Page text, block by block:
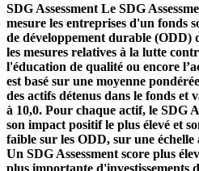
SDG Assessment Le SDG
mesure les entreprises d'un fonds
de développement durable (ODD)
les mesures relatives à la lutte
l'éducation de qualité ou encore
est basé sur une moyenne
des actifs détenus dans le fonds et
à 10,0. Pour chaque actif, le SDG
son impact positif le plus élevé et
faible sur les ODD, sur une échelle
Un SDG Assessment score plus
plus importante d'investissements